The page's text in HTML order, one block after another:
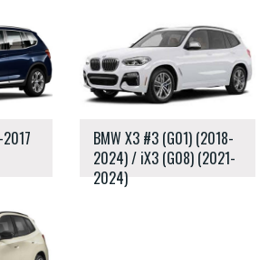
BMW X3 #3 (G01) (2018-
2024) / iX3 (G08) (2021-
2024)